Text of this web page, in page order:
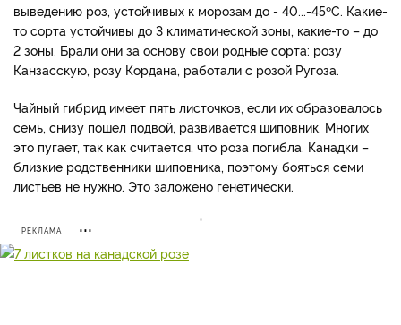
выведению роз, устойчивых к морозам до - 40...-45ºС. Какие-
то сорта устойчивы до 3 климатической зоны, какие-то – до
2 зоны. Брали они за основу свои родные сорта: розу
Канзасскую, розу Кордана, работали с розой Ругоза.
Чайный гибрид имеет пять листочков, если их образовалось
семь, снизу пошел подвой, развивается шиповник. Многих
это пугает, так как считается, что роза погибла. Канадки –
близкие родственники шиповника, поэтому бояться семи
листьев не нужно. Это заложено генетически.
РЕКЛАМА